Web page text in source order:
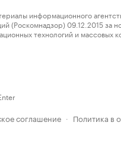
(Роскомнадзор) 09.12.2015
технологий и
соглашение · Политика в